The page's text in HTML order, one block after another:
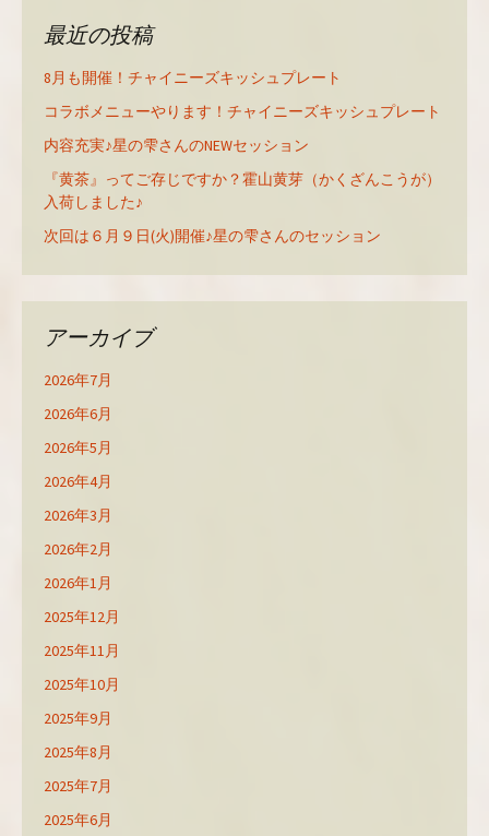
最近の投稿
8月も開催！チャイニーズキッシュプレート
コラボメニューやります！チャイニーズキッシュプレート
内容充実♪星の雫さんのNEWセッション
『黄茶』ってご存じですか？霍山黄芽（かくざんこうが）
入荷しました♪
次回は６月９日(火)開催♪星の雫さんのセッション
アーカイブ
2026年7月
2026年6月
2026年5月
2026年4月
2026年3月
2026年2月
2026年1月
2025年12月
2025年11月
2025年10月
2025年9月
2025年8月
2025年7月
2025年6月